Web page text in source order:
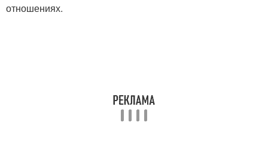
отношениях.